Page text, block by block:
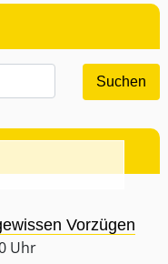
Vorzügen
Uhr